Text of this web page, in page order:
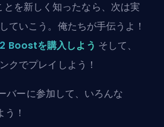
を新しく知ったなら、次は実
ていこう。俺たちが手伝うよ！
Boostを購入しよう そして、
クでプレイしよう！
バーに参加して、いろんな
！